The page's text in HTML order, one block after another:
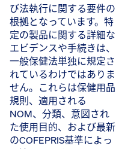
び法執行に関する要件の
根拠となっています。特
定の製品に関する詳細な
エビデンスや手続きは、
一般保健法単独に規定さ
れているわけではありま
せん。これらは保健用品
規則、適用される
NOM、分類、意図され
た使用目的、および最新
のCOFEPRIS基準によっ